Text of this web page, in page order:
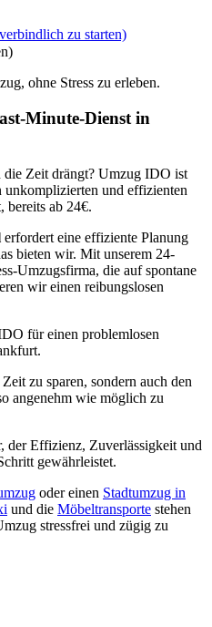
zu starten)
ohne Stress zu erleben.
Minute-Dienst in
Zeit drängt? Umzug IDO ist
unkomplizierten und effizienten
bereits ab 24€.
erfordert eine effiziente Planung
bieten wir. Mit unserem 24-
Umzugsfirma, die auf spontane
wir einen reibungslosen
für einen problemlosen
zu sparen, sondern auch den
angenehm wie möglich zu
der Effizienz, Zuverlässigkeit und
gewährleistet.
oder einen Stadtumzug in
und die Möbeltransporte stehen
stressfrei und zügig zu